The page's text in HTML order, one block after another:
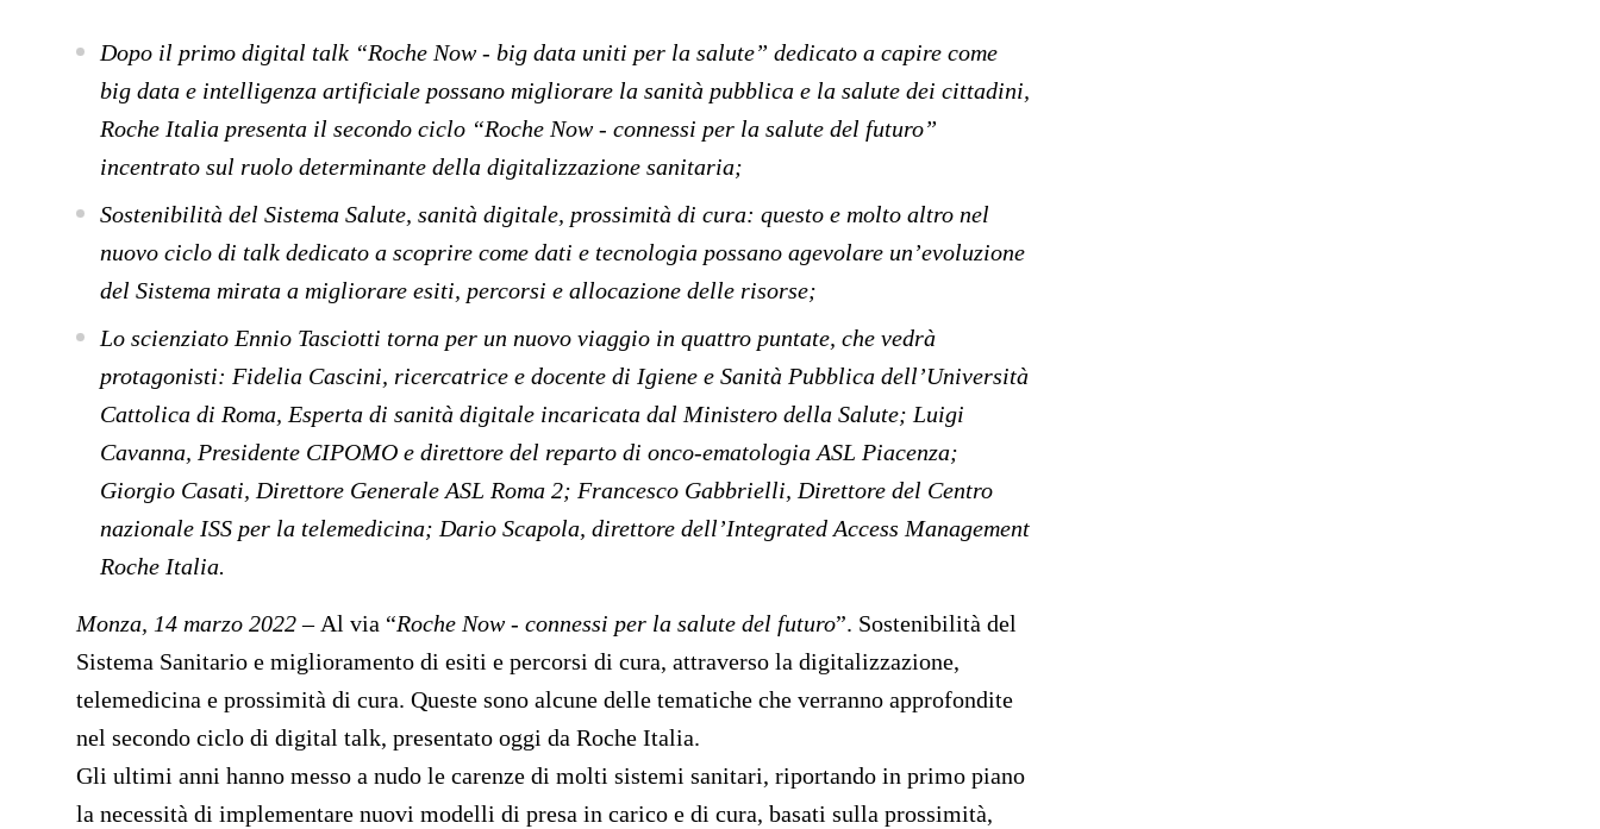
Dopo il primo digital talk “Roche Now - big data uniti per la salute” dedicato a capire come
big data e intelligenza artificiale possano migliorare la sanità pubblica e la salute dei cittadini,
Roche Italia presenta il secondo ciclo “Roche Now - connessi per la salute del futuro”
incentrato sul ruolo determinante della digitalizzazione sanitaria;
Sostenibilità del Sistema Salute, sanità digitale, prossimità di cura: questo e molto altro nel
nuovo ciclo di talk dedicato a scoprire come dati e tecnologia possano agevolare un’evoluzione
del Sistema mirata a migliorare esiti, percorsi e allocazione delle risorse;
Lo scienziato Ennio Tasciotti torna per un nuovo viaggio in quattro puntate, che vedrà
protagonisti: Fidelia Cascini, ricercatrice e docente di Igiene e Sanità Pubblica dell’Università
Cattolica di Roma, Esperta di sanità digitale incaricata dal Ministero della Salute; Luigi
Cavanna, Presidente CIPOMO e direttore del reparto di onco-ematologia ASL Piacenza;
Giorgio Casati, Direttore Generale ASL Roma 2; Francesco Gabbrielli, Direttore del Centro
nazionale ISS per la telemedicina; Dario Scapola, direttore dell’Integrated Access Management
Roche Italia.
Monza, 14 marzo 2022– Al via “Roche Now - connessi per la salute del futuro”. Sostenibilità del
Sistema Sanitario e miglioramento di esiti e percorsi di cura, attraverso la digitalizzazione,
telemedicina e prossimità di cura. Queste sono alcune delle tematiche che verranno approfondite
nel secondo ciclo di digital talk, presentato oggi da Roche Italia.
Gli ultimi anni hanno messo a nudo le carenze di molti sistemi sanitari, riportando in primo piano
la necessità di implementare nuovi modelli di presa in carico e di cura, basati sulla prossimità,